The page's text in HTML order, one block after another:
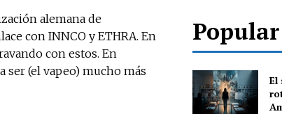
alemana de
con INNCO y ETHRA. En
con estos. En
ser (el vapeo) mucho más
Popular
El